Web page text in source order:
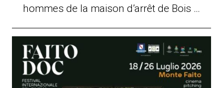
hommes de la maison d’arrêt de Bois …